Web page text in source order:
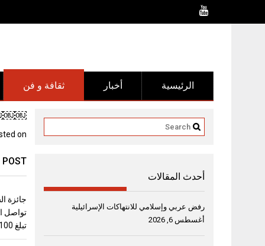
ثقافة و فن أخبار الرئيسية
on
POST
جائزة
تواصل
تبلغ 100 ألف دولار
أحدث المقالات
رفض عربي وإسلامي للانتهاكات الإسرائيلية
أغسطس 6, 2026